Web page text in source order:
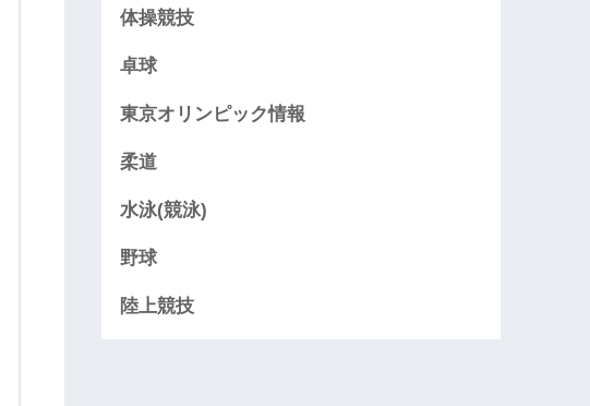
体操競技
卓球
東京オリンピック情報
柔道
水泳(競泳)
野球
陸上競技